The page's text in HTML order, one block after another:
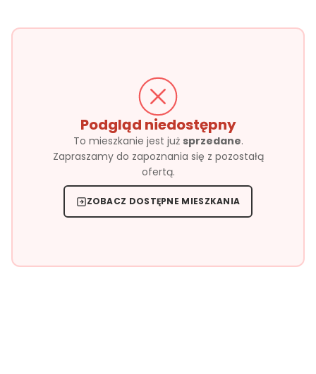
Podgląd niedostępny
To mieszkanie jest już sprzedane.
Zapraszamy do zapoznania się z pozostałą
ofertą.
ZOBACZ DOSTĘPNE MIESZKANIA